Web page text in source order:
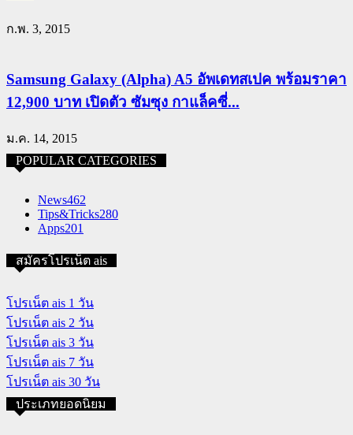
ก.พ. 3, 2015
Samsung Galaxy (Alpha) A5 อัพเดทสเปค พร้อมราคา
12,900 บาท เปิดตัว ซัมซุง กาแล็คซี่...
ม.ค. 14, 2015
POPULAR CATEGORIES
News462
Tips&Tricks280
Apps201
สมัครโปรเน็ต ais
โปรเน็ต ais 1 วัน
โปรเน็ต ais 2 วัน
โปรเน็ต ais 3 วัน
โปรเน็ต ais 7 วัน
โปรเน็ต ais 30 วัน
ประเภทยอดนิยม